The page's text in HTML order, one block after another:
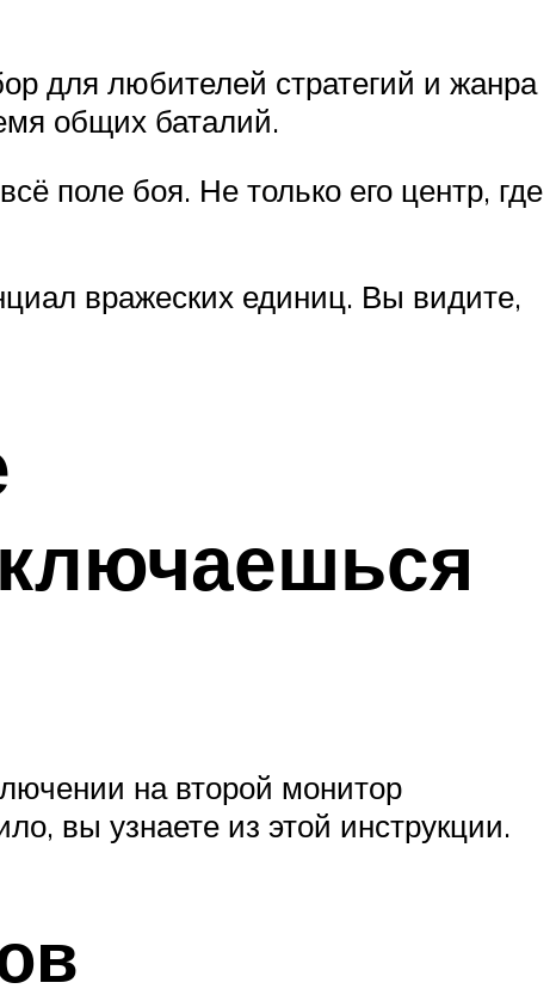
для любителей стратегий и жанра
общих баталий.
поле боя. Не только его центр, где
вражеских единиц. Вы видите,
на второй монитор
вы узнаете из этой инструкции.